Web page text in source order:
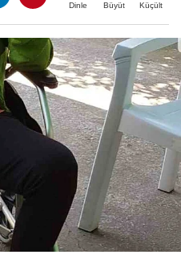
Dinle Büyüt Küçült